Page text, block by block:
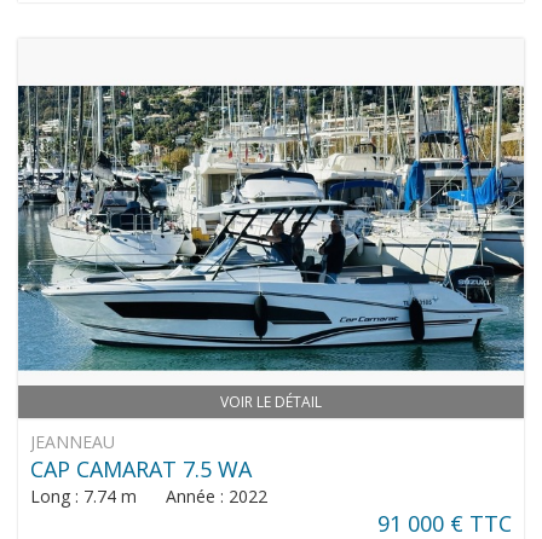
VOIR LE DÉTAIL
JEANNEAU
CAP CAMARAT 7.5 WA
Long : 7.74 m Année : 2022
91 000 € TTC